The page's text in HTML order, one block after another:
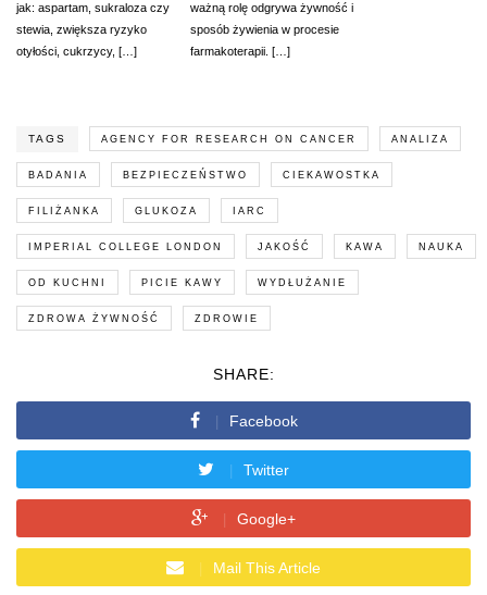
jak: aspartam, sukraloza czy
stewia, zwiększa ryzyko
otyłości, cukrzycy, […]
ważną rolę odgrywa żywność i
sposób żywienia w procesie
farmakoterapii. […]
TAGS AGENCY FOR RESEARCH ON CANCER ANALIZA
BADANIA BEZPIECZEŃSTWO CIEKAWOSTKA
FILIŻANKA GLUKOZA IARC
IMPERIAL COLLEGE LONDON JAKOŚĆ KAWA NAUKA
OD KUCHNI PICIE KAWY WYDŁUŻANIE
ZDROWA ŻYWNOŚĆ ZDROWIE
SHARE:
Facebook
Twitter
Google+
Mail This Article